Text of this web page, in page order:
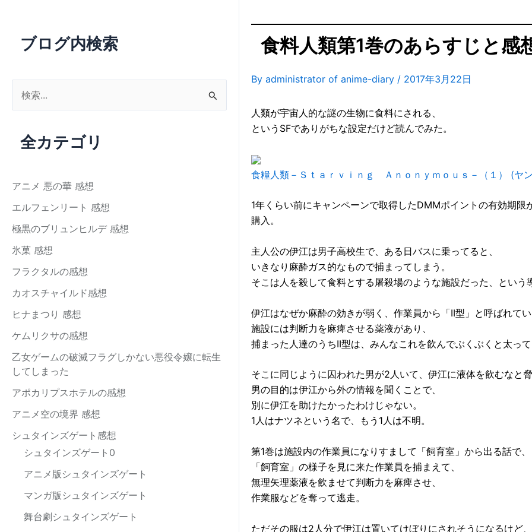
ブログ内検索
索
全カテゴリ
アニメ 悪の華 感想
エルフェンリート 感想
極黒のブリュンヒルデ 感想
氷菓 感想
フラクタルの感想
カオスチャイルド感想
ヒナまつり 感想
ケムリクサの感想
乙女ゲームの破滅フラグしかない悪役令嬢に転生
してしまった
アポカリプスホテルの感想
アニメ空の境界 感想
シュタインズゲート感想
シュタインズゲート0
アニメ版シュタインズゲート
マンガ版シュタインズゲート
舞台劇シュタインズゲート
食料人類第1巻のあらすじと感
Byadministrator of anime-diary / 2017年3月22日
人類が宇宙人的な謎の生物に食料にされる、
というSFでありがちな設定だけど読んでみた。
食糧人類－Ｓｔａｒｖｉｎｇ Ａｎｏｎｙｍｏｕｓ－（１） (ヤ
1年くらい前にキャンペーンで取得したDMMポイントの有効期
購入。
主人公の伊江は男子高校生で、ある日バスに乗ってると、
いきなり麻酔ガス的なもので捕まってしまう。
そこは人を殺して食料とする屠殺場のような施設だった、という
伊江はなぜか麻酔の効きが弱く、作業員から「II型」と呼ばれてい
施設には判断力を麻痺させる薬液があり、
捕まった人達のうちII型は、みんなこれを飲んでぶくぶくと太って
そこに同じように囚われた男が2人いて、伊江に液体を飲むなと脅
男の目的は伊江から外の情報を聞くことで、
別に伊江を助けたかったわけじゃない。
1人はナツネという名で、もう1人は不明。
第1巻は施設内の作業員になりすまして「飼育室」から出る話で、
「飼育室」の様子を見に来た作業員を捕まえて、
無理矢理薬液を飲ませて判断力を麻痺させ、
作業服などを奪って逃走。
ただその服は2人分で伊江は置いてけぼりにされそうになるけど、